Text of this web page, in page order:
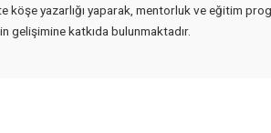
köşe yazarlığı yaparak, mentorluk ve eğitim
gelişimine katkıda bulunmaktadır.